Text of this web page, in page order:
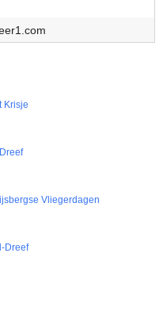
Krisje
Vliegerdagen
Dreef